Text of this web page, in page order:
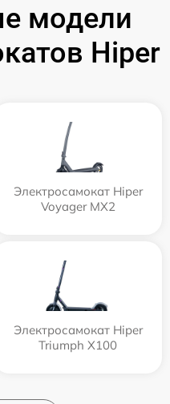
модели
Hiper
Электросамокат Hiper
Voyager MX2
Электросамокат Hiper
Triumph X100